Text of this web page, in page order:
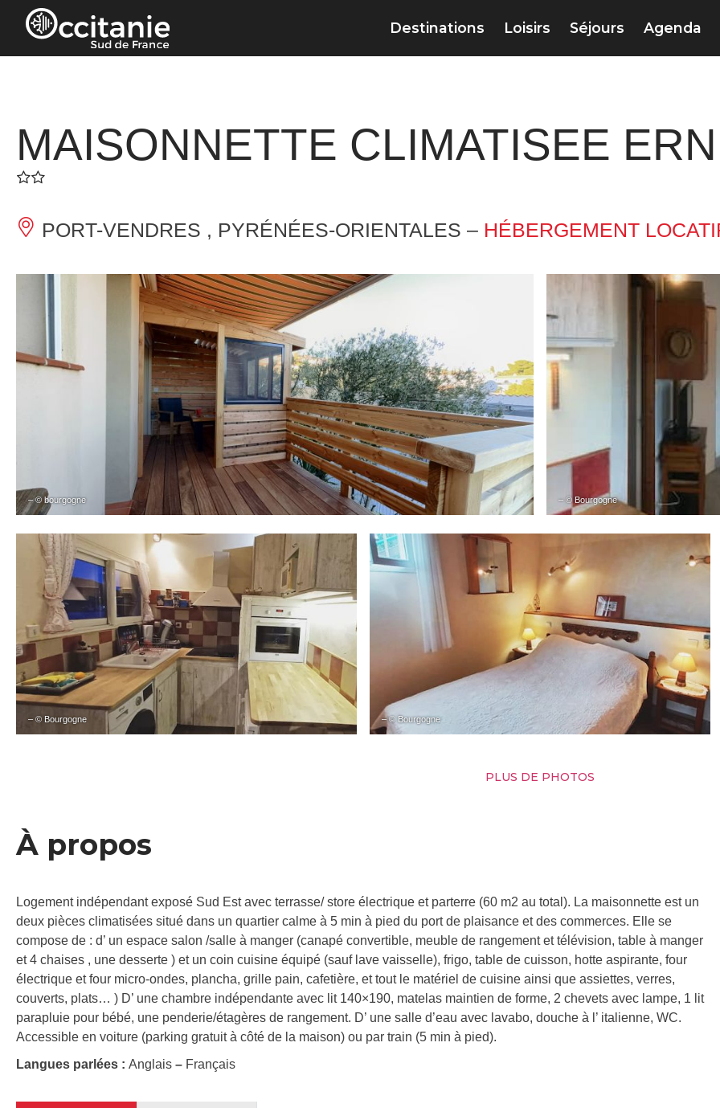
Panneau de gestion des cookies
Destinations Loisirs Séjours Agenda
MAISONNETTE CLIMATISEE
PORT-VENDRES , PYRÉNÉES-ORIENTALES – HÉBERGEMENT
– © bourgogne – © Bourgogne
– © Bourgogne – © Bourgogne
PLUS DE PHOTOS
À propos
Logement indépendant exposé Sud Est avec terrasse/ store électrique et parterre (60 m2 au total). La maisonnette est un
deux pièces climatisées situé dans un quartier calme à 5 min à pied du port de plaisance et des commerces. Elle se
compose de : d’ un espace salon /salle à manger (canapé convertible, meuble de rangement et télévision, table à manger
et 4 chaises , une desserte ) et un coin cuisine équipé (sauf lave vaisselle), frigo, table de cuisson, hotte aspirante, four
électrique et four micro-ondes, plancha, grille pain, cafetière, et tout le matériel de cuisine ainsi que assiettes, verres,
couverts, plats… ) D’ une chambre indépendante avec lit 140×190, matelas maintien de forme, 2 chevets avec lampe, 1 lit
parapluie pour bébé, une penderie/étagères de rangement. D’ une salle d’eau avec lavabo, douche à l’ italienne, WC.
Accessible en voiture (parking gratuit à côté de la maison) ou par train (5 min à pied).
Langues parlées : Anglais – Français